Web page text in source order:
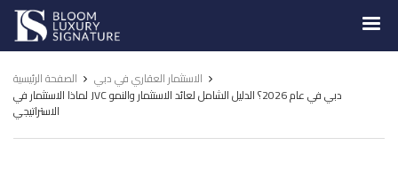
Luxury
Signature
الصفحة الرئيسية
الاستثمار العقاري في دبي
لماذا الاستثمار في JVC دبي في عام 2026؟ الدليل الشامل لعائد الاستثمار والنمو
الاستراتيجي